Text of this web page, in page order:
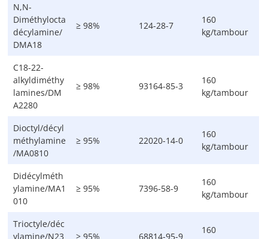
N,N-
Diméthylocta
décylamine/
DMA18
≥ 98% 124-28-7
160
kg/tambour
C18-22-
alkyldiméthy
lamines/DM
A2280
≥ 98% 93164-85-3
160
kg/tambour
Dioctyl/décyl
méthylamine
/MA0810
≥ 95% 22020-14-0
160
kg/tambour
Didécylméth
ylamine/MA1
010
≥ 95% 7396-58-9
160
kg/tambour
Trioctyle/déc
ylamine/N23
≥ 95% 68814-95-9
160